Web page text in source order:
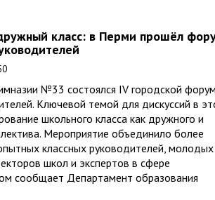
класс: в Перми прошёл
№33 состоялся IV городской
Ключевой темой для дискуссий в
школьного класса как дружного и
Мероприятие объединило более
классных руководителей, молодых
школ и экспертов в сфере
сообщает Департамент образования